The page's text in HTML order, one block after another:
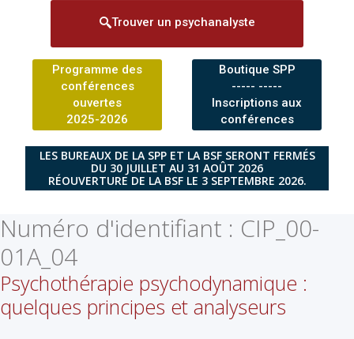
Trouver un psychanalyste
Programme des
conférences
ouvertes
2025-2026
Boutique SPP
----- -----
Inscriptions aux
conférences
LES BUREAUX DE LA SPP ET LA BSF SERONT FERMÉS
DU 30 JUILLET AU 31 AOÛT 2026
RÉOUVERTURE DE LA BSF LE 3 SEPTEMBRE 2026.
Numéro d'identifiant : CIP_00-
01A_04
Psychothérapie psychodynamique :
quelques principes et analyseurs